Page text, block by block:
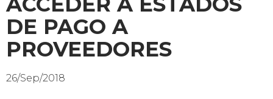
DE PAGO A
PROVEEDORES
26/Sep/2018